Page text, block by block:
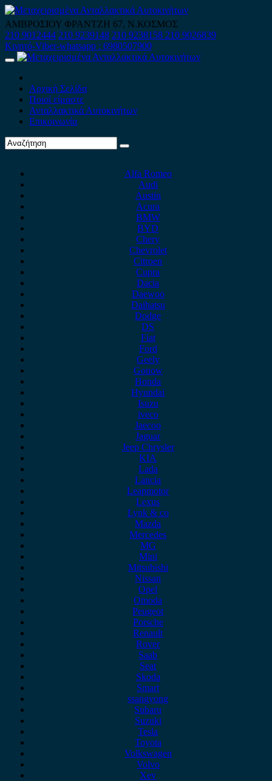
Skip
to
content
ΑΜΒΡΟΣΙΟΥ ΦΡΑΝΤΖΗ 67, Ν.ΚΟΣΜΟΣ
210 9012444 210 9239148 210 9238158 210 9026839
Κινητό-Viber-whatsapp : 6980507900
Primary
Αρχική Σελίδα
Ποιοί είμαστε
Ανταλλακτικά Αυτοκινήτων
Επικοινωνία
Alfa Romeo
Audi
Austin
Acura
BMW
BYD
Chery
Chevrolet
Citroen
Cupra
Dacia
Daewoo
Daihatsu
Dodge
DS
Fiat
Ford
Geely
Gonow
Honda
Hyundai
Isuzu
iveco
Jaecoo
Jaguar
Jeep Chrysler
KIA
Lada
Lancia
Leapmotor
Lexus
Lynk & co
Mazda
Mercedes
MG
Mini
Mitsubishi
Nissan
Opel
Omoda
Peugeot
Porsche
Renault
Rover
Saab
Seat
Skoda
Smart
ssangyong
Subaru
Suzuki
Tesla
Toyota
Volkswagen
Volvo
Xev